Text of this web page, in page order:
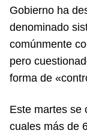
Gobierno ha
denominado
comúnmente
pero
forma de
Este martes se
cuales más de